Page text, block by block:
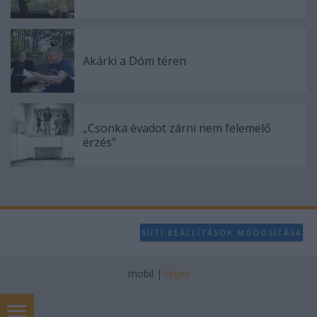
Akárki a Dóm téren
„Csonka évadot zárni nem felemelő
érzés"
SÜTI BEÁLLÍTÁSOK MÓDOSÍTÁSA
mobil | teljes